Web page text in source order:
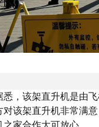
悉，该架直升机是由
对该架直升机非常满